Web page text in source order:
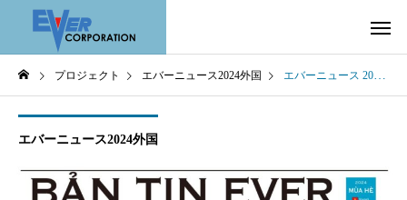
プロジェクト エバーニュース2024外国 エバーニュース 2024 夏号 ～ Vietna ～
エバーニュース2024外国